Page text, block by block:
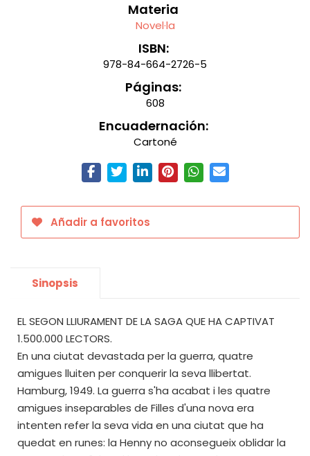
Materia
Novel·la
ISBN:
978-84-664-2726-5
Páginas:
608
Encuadernación:
Cartoné
Añadir a favoritos
Sinopsis
EL SEGON LLIURAMENT DE LA SAGA QUE HA CAPTIVAT
1.500.000 LECTORS.
En una ciutat devastada per la guerra, quatre
amigues lluiten per conquerir la seva llibertat.
Hamburg, 1949. La guerra s'ha acabat i les quatre
amigues inseparables de Filles d'una nova era
intenten refer la seva vida en una ciutat que ha
quedat en runes: la Henny no aconsegueix oblidar la